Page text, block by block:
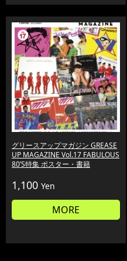
グリースアップマガジン GREASE
UP MAGAZINE Vol.17 FABULOUS
80’S特集 ポスター・書籍
1,100 Yen
MORE